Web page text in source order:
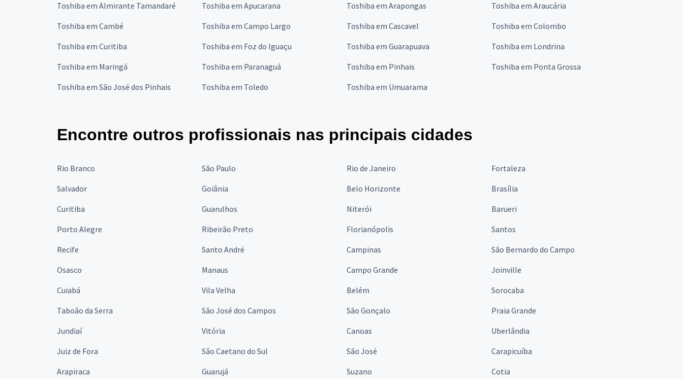
Toshiba em Almirante Tamandaré Toshiba em Apucarana Toshiba em Arapongas
Toshiba em Araucária
Toshiba em Cambé
Toshiba em Campo Largo Toshiba em Cascavel
Toshiba em Colombo
Toshiba em Curitiba
Toshiba em Foz do Iguaçu Toshiba em Guarapuava
Toshiba em Londrina
Toshiba em Maringá
Toshiba em Paranaguá Toshiba em Pinhais
Toshiba em Ponta Grossa
Toshiba em São José dos Pinhais
Toshiba em Toledo Toshiba em Umuarama
Encontre outros profissionais nas principais cidades
Rio Branco São Paulo Rio de Janeiro
Fortaleza
Salvador
Goiânia Belo Horizonte
Brasília
Curitiba
Guarulhos Niterói
Barueri
Porto Alegre
Ribeirão Preto Florianópolis
Santos
Recife
Santo André Campinas
São Bernardo do Campo
Osasco
Manaus Campo Grande
Joinville
Cuiabá
Vila Velha Belém
Sorocaba
Taboão da Serra
São José dos Campos São Gonçalo
Praia Grande
Jundiaí
Vitória Canoas
Uberlândia
Juiz de Fora
São Caetano do Sul São José
Carapicuíba
Arapiraca
Guarujá Suzano Cotia